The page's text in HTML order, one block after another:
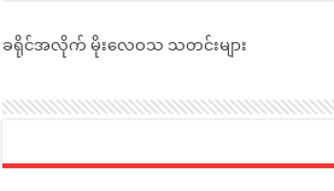
ခရိုင်အလိုက် မိုးလေဝသ သတင်းများ